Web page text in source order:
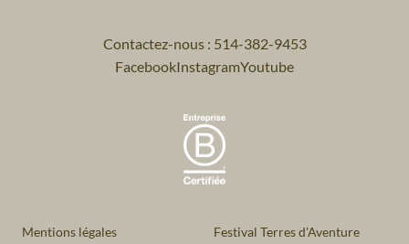
Contactez-nous : 514-382-9453
FacebookInstagramYoutube
Mentions légales Festival Terres d'Aventure